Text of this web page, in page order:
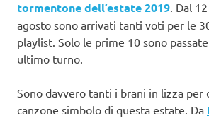
tormentone dell’estate 2019 . Dal
agosto sono arrivati tanti voti per le
playlist. Solo le prime 10 sono
ultimo turno.
Sono davvero tanti i brani in lizza per
canzone simbolo di questa estate. Da